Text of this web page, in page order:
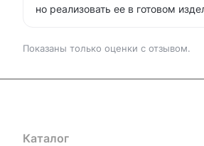
но реализовать ее в готовом
Показаны только оценки с отзывом.
Каталог